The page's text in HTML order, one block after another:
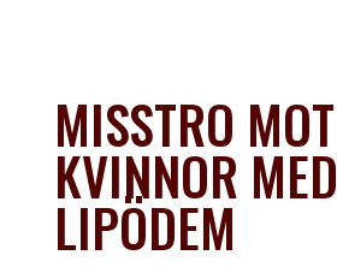
MISSTRO MOT
KVINNOR MED
LIPÖDEM